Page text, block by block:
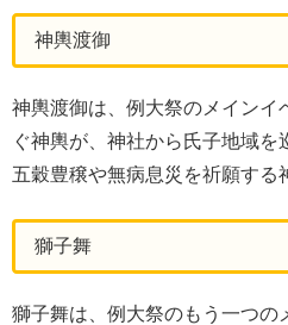
神輿渡御
神輿渡御は、例大祭のメインイ
ぐ神輿が、神社から氏子地域を
五穀豊穣や無病息災を祈願する
獅子舞
獅子舞は、例大祭のもう一つの